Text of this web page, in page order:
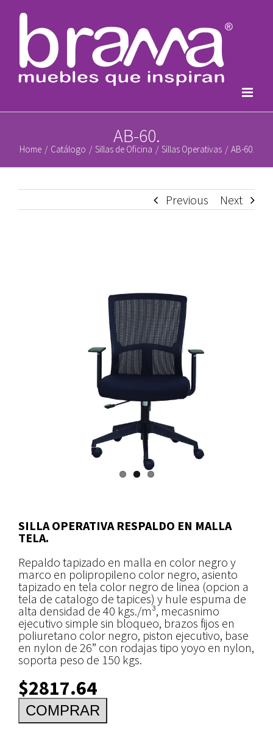
content
AB-60.
Home / Catálogo / Sillas de Oficina / Sillas Operativas / AB-60.
Previous Next
SILLA OPERATIVA RESPALDO EN MALLA
TELA.
Repaldo tapizado en malla en color negro y
marco en polipropileno color negro, asiento
tapizado en tela color negro de linea (opcion a
tela de catalogo de tapices) y hule espuma de
alta densidad de 40 kgs./m³, mecasnimo
ejecutivo simple sin bloqueo, brazos fijos en
poliuretano color negro, piston ejecutivo, base
en nylon de 26” con rodajas tipo yoyo en nylon,
soporta peso de 150 kgs.
$2817.64